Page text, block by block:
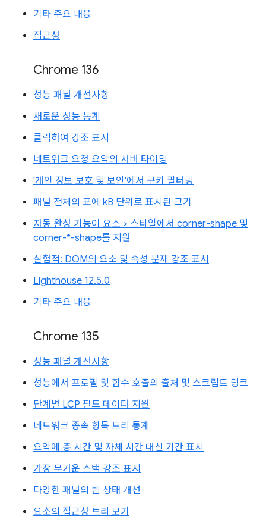
기타 주요 내용
접근성
Chrome 136
성능 패널 개선사항
새로운 성능 통계
클릭하여 강조 표시
네트워크 요청 요약의 서버 타이밍
'개인 정보 보호 및 보안'에서 쿠키 필터링
패널 전체의 표에 kB 단위로 표시된 크기
자동 완성 기능이 요소 > 스타일에서 corner-shape 및
corner-*-shape를 지원
실험적: DOM의 요소 및 속성 문제 강조 표시
Lighthouse 12.5.0
기타 주요 내용
Chrome 135
성능 패널 개선사항
성능에서 프로필 및 함수 호출의 출처 및 스크립트 링크
단계별 LCP 필드 데이터 지원
네트워크 종속 항목 트리 통계
요약에 총 시간 및 자체 시간 대신 기간 표시
가장 무거운 스택 강조 표시
다양한 패널의 빈 상태 개선
요소의 접근성 트리 보기